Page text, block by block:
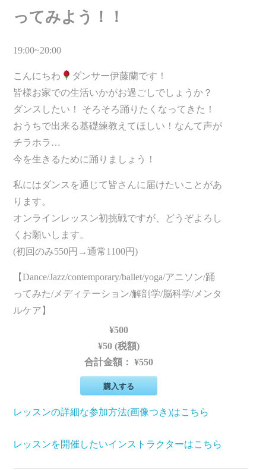
ってみよう！！
19:00~20:00
こんにちわ
ダンサー伊藤蘭です！
皆様お家での生活いかがお過ごしでしょうか？
ダンスしたい！ そろそろ踊りたくなってきた！
おうちで出来る基礎練教えてほしい！なんて声が
チラホラ…
今を生きるために踊りましょう！
私にはダンスを通じて皆さんに届けたいことがあ
ります。
オンラインレッスン初挑戦ですが、どうぞよろし
くお願いします。
(初回のみ550円→通常1100円)
【Dance/Jazz/contemporary/ballet/yoga/アニソン/踊
ってみた/メディテーション/解剖学/脳科学/メンタ
ルケア】
¥500
¥50 (税額)
合計金額：¥550
購入する
レッスンの詳細な参加方法(画像つき)はこちら
レッスンを開催したいインストラクターはこちら